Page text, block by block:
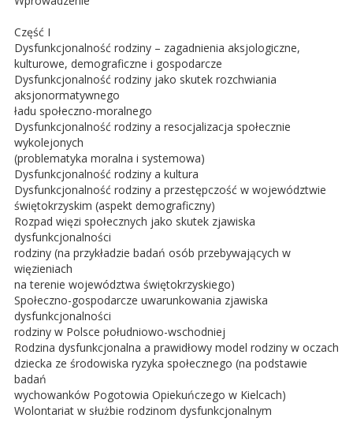
Część I
Dysfunkcjonalność rodziny – zagadnienia aksjologiczne,
kulturowe, demograficzne i gospodarcze
Dysfunkcjonalność rodziny jako skutek rozchwiania
aksjonormatywnego
ładu społeczno-moralnego
Dysfunkcjonalność rodziny a resocjalizacja społecznie
wykolejonych
(problematyka moralna i systemowa)
Dysfunkcjonalność rodziny a kultura
Dysfunkcjonalność rodziny a przestępczość w województwie
świętokrzyskim (aspekt demograficzny)
Rozpad więzi społecznych jako skutek zjawiska
dysfunkcjonalności
rodziny (na przykładzie badań osób przebywających w
więzieniach
na terenie województwa świętokrzyskiego)
Społeczno-gospodarcze uwarunkowania zjawiska
dysfunkcjonalności
rodziny w Polsce południowo-wschodniej
Rodzina dysfunkcjonalna a prawidłowy model rodziny w oczach
dziecka ze środowiska ryzyka społecznego (na podstawie
badań
wychowanków Pogotowia Opiekuńczego w Kielcach)
Wolontariat w służbie rodzinom dysfunkcjonalnym